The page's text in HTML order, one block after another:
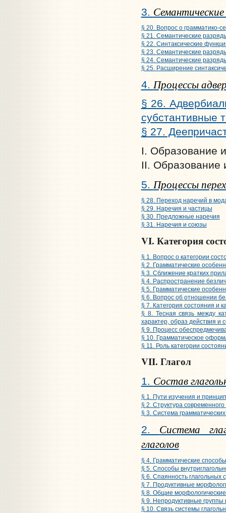
3.
§ 20. Вопрос о грамматико-
§ 21. Семантические
§ 22. Синтаксические
§ 23. Семантические
§ 24. Семантические
§ 25. Расширение
4. Процессы
§ 26.
субстантивные
§ 27.
I. Образование
II. Образование
5. Процессы
§ 28. Переход наречий в
§ 29. Наречия и частицы
§ 30. Предложные наречия
§ 31. Наречия и союзы
VI. Категория
§ 1. Вопрос о категории
§ 2. Грамматические
§ 3. Сближение кратких
§ 4. Распространение
§ 5. Грамматические
§ 6. Вопрос об отношении
§ 7. Категория состояния и
§ 8. Тесная связь между
характер, образ действия и
§ 9. Процесс
§ 10. Грамматическое
§ 11. Роль категории
VII. Глагол
1. Состав
§ 1. Пути изучения и
§ 2. Структура
§ 3. Система
2. Система
глаголов
§ 4. Грамматические
§ 5. Способы
§ 6. Спаянность глагольных
§ 7. Продуктивные
§ 8. Общие морфологические
§ 9. Непродуктивные группы
§ 10. Связь системы